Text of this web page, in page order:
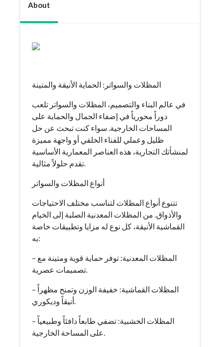
About
المظلات والسواتر: الحماية الأنيقة والمتينة
في عالم البناء والتصميم، المظلات والسواتر تلعب
دوراً محورياً في إضفاء الجمال والحماية على
المساحات الخارجية. سواء كنت تبحث عن حل
ظليل وعملي للفناء الخلفي أو واجهة مميزة
لمنشأتك التجارية، هذه العناصر المعمارية الأساسية
تقدم حلولاً مثالية.
أنواع المظلات والسواتر
تتنوع أنواع المظلات لتناسب مختلف الاحتياجات
والأذواق. من المظلات المعدنية الصلبة إلى الخيام
القماشية الأنيقة، كل نوع له مزايا وتطبيقات خاصة
به:
– المظلات المعدنية: توفر حماية قوية ومتينة مع
تصميمات عصرية.
– المظلات القماشية: خفيفة الوزن وتمنح مظهراً
أنيقاً وديكوري.
– المظلات الخشبية: تضفي طابعاً دافئاً وطبيعياً
على المساحة الخارجية.